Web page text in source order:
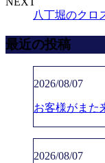
八丁堀のクロ
最近の投稿
2026/08/07
お客様がまた
2026/08/07